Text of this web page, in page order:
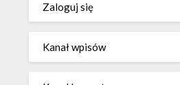
Zaloguj się
Kanał wpisów